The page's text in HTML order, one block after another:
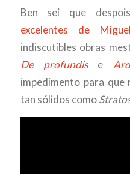
Ben sei que
excelentes de
indiscutibles obras
De profundise
impedimento para que
tan sólidos como